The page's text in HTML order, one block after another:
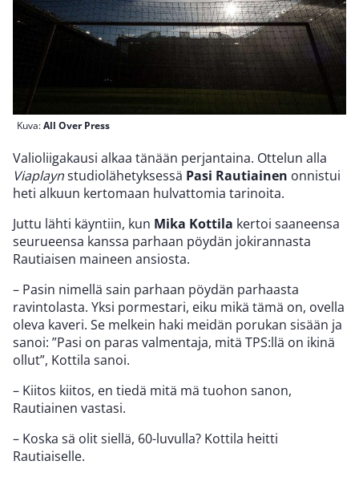
Kuva:All Over Press
Valioliigakausi alkaa tänään perjantaina. Ottelun alla
Viaplaynstudiolähetyksessä Pasi Rautiainen onnistui
heti alkuun kertomaan hulvattomia tarinoita.
Juttu lähti käyntiin, kun Mika Kottila kertoi saaneensa
seurueensa kanssa parhaan pöydän jokirannasta
Rautiaisen maineen ansiosta.
– Pasin nimellä sain parhaan pöydän parhaasta
ravintolasta. Yksi pormestari, eiku mikä tämä on, ovella
oleva kaveri. Se melkein haki meidän porukan sisään ja
sanoi: ”Pasi on paras valmentaja, mitä TPS:llä on ikinä
ollut”, Kottila sanoi.
– Kiitos kiitos, en tiedä mitä mä tuohon sanon,
Rautiainen vastasi.
– Koska sä olit siellä, 60-luvulla? Kottila heitti
Rautiaiselle.